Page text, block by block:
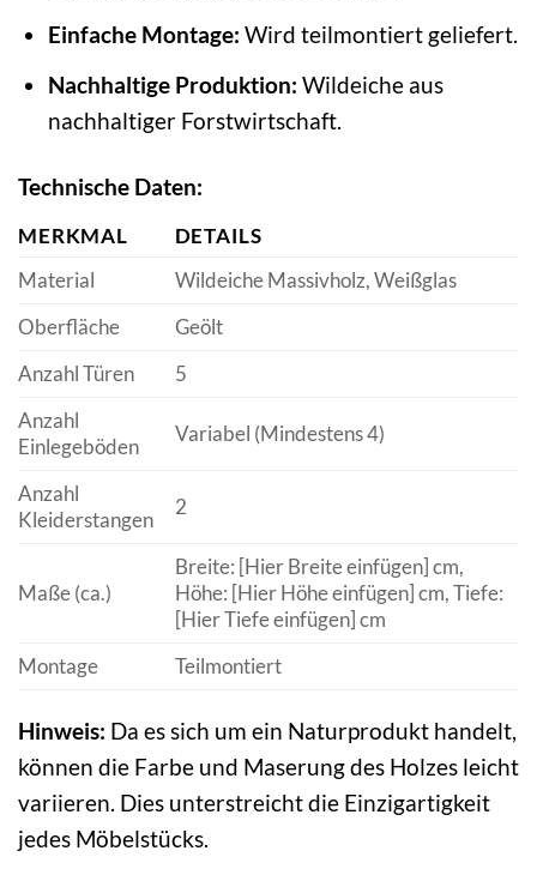
Einfache Montage: Wird teilmontiert geliefert.
Nachhaltige Produktion: Wildeiche aus
nachhaltiger Forstwirtschaft.
Technische Daten:
MERKMAL
DETAILS
Material
Wildeiche Massivholz, Weißglas
Oberfläche
Geölt
Anzahl Türen
5
Anzahl
Einlegeböden
Variabel (Mindestens 4)
Anzahl
Kleiderstangen
2
Maße (ca.)
Breite: [Hier Breite einfügen] cm,
Höhe: [Hier Höhe einfügen] cm, Tiefe:
[Hier Tiefe einfügen] cm
Montage
Teilmontiert
Hinweis: Da es sich um ein Naturprodukt handelt,
können die Farbe und Maserung des Holzes leicht
variieren. Dies unterstreicht die Einzigartigkeit
jedes Möbelstücks.